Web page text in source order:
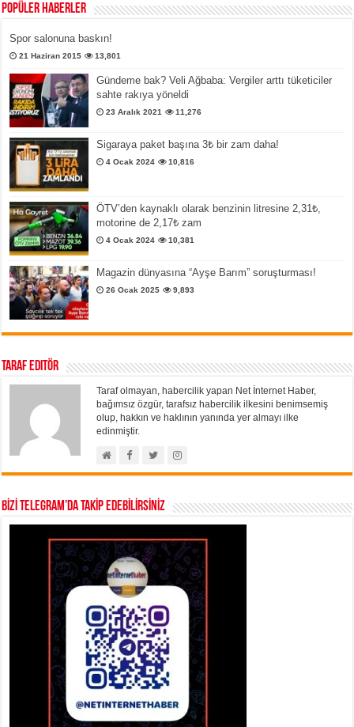
Popüler Haberler
Spor salonuna baskın!
21 Haziran 2015 13,801
Gündeme bak? Veli Ağbaba: Vergiler arttı tüketiciler
sahte rakıya yöneldi
23 Aralık 2021 11,276
Sigaraya paket başına 3₺ bir zam daha!
4 Ocak 2024 10,816
ÖTV’den kaynaklı olarak benzinin litresine 2,31₺,
motorine de 2,17₺ zam
4 Ocak 2024 10,381
Magazin dünyasına “Ayşe Barım” soruşturması!
26 Ocak 2025 9,893
Taraf Editör
Taraf olmayan, habercilik yapan Net İnternet Haber,
bağımsız özgür, tarafsız habercilik ilkesini benimsemiş
olup, hakkın ve haklının yanında yer almayı ilke
edinmiştir.
BİZİ TELEGRAM’DA TAKİP EDEBİLİRSİNİZ